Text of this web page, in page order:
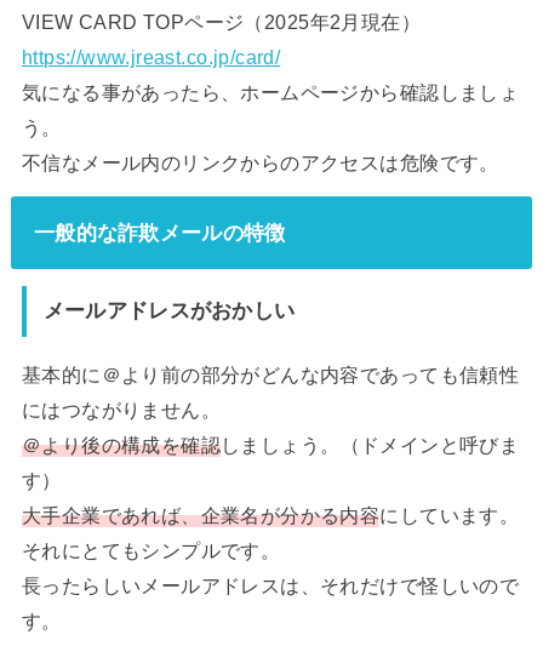
VIEW CARD TOPページ（2025年2月現在）
https://www.jreast.co.jp/card/
気になる事があったら、ホームページから確認しましょ
う。
不信なメール内のリンクからのアクセスは危険です。
一般的な詐欺メールの特徴
メールアドレスがおかしい
基本的に＠より前の部分がどんな内容であっても信頼性
にはつながりません。
＠より後の構成を確認しましょう。（ドメインと呼びま
す）
大手企業であれば、企業名が分かる内容にしています。
それにとてもシンプルです。
長ったらしいメールアドレスは、それだけで怪しいので
す。